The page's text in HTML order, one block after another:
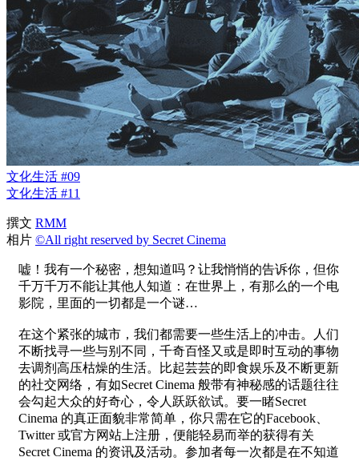
文化生活 #09
文化生活 #11
撰文 RMM
相片 ©All right reserved by Secret Cinema
嘘！我有一个秘密，想知道吗？让我悄悄的告诉你，但你
千万千万不能让其他人知道：在世界上，有那么的一个电
影院，里面的一切都是一个谜…
在这个紧张的城市，我们都需要一些生活上的冲击。人们
不断找寻一些与别不同，千奇百怪又或是即时互动的事物
去调剂高压枯燥的生活。比起芸芸的即食娱乐及不断更新
的社交网络，有如Secret Cinema 般带有神秘感的话题往往
会勾起大众的好奇心，令人跃跃欲试。要一睹Secret
Cinema 的真正面貌非常简单，你只需在它的Facebook、
Twitter 或官方网站上注册，便能轻易而举的获得有关
Secret Cinema 的资讯及活动。参加者每一次都是在不知道